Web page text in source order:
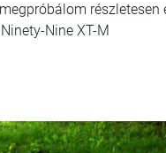
Nine XT-M